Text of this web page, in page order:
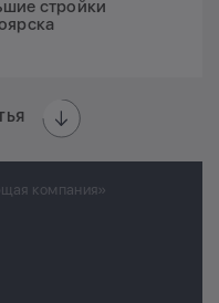
стройки
компания»